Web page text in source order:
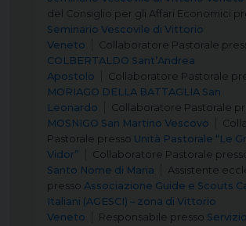
del Consiglio per gli Affari Economici
Seminario Vescovile di Vittorio
Veneto
Collaboratore Pastorale
COLBERTALDO Sant’Andrea
Apostolo
Collaboratore Pastorale
MORIAGO DELLA BATTAGLIA San
Leonardo
Collaboratore Pastorale
MOSNIGO San Martino Vescovo
Pastorale presso Unità Pastorale “Le
Vidor”
Collaboratore Pastorale
Santo Nome di Maria
Assistente
presso Associazione Guide e Scouts
Italiani (AGESCI) – zona di Vittorio
Veneto
Responsabile presso Servizio